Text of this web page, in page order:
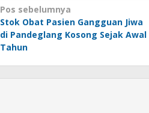
Navigasi
pos
Pos sebelumnya
Stok Obat Pasien Gangguan Jiwa
di Pandeglang Kosong Sejak Awal
Tahun